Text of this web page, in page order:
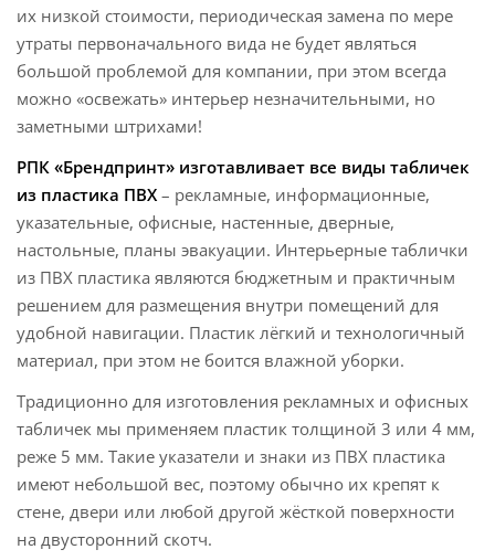
их низкой стоимости, периодическая замена по мере
утраты первоначального вида не будет являться
большой проблемой для компании, при этом всегда
можно «освежать» интерьер незначительными, но
заметными штрихами!
РПК «Брендпринт» изготавливает все виды табличек
из пластика ПВХ – рекламные, информационные,
указательные, офисные, настенные, дверные,
настольные, планы эвакуации. Интерьерные таблички
из ПВХ пластика являются бюджетным и практичным
решением для размещения внутри помещений для
удобной навигации. Пластик лёгкий и технологичный
материал, при этом не боится влажной уборки.
Традиционно для изготовления рекламных и офисных
табличек мы применяем пластик толщиной 3 или 4 мм,
реже 5 мм. Такие указатели и знаки из ПВХ пластика
имеют небольшой вес, поэтому обычно их крепят к
стене, двери или любой другой жёсткой поверхности
на двусторонний скотч.